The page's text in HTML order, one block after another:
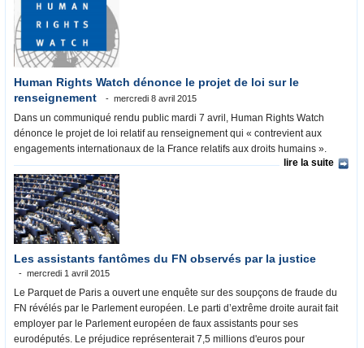
Human Rights Watch dénonce le projet de loi sur le
renseignement
mercredi 8 avril 2015
Dans un communiqué rendu public mardi 7 avril, Human Rights Watch
dénonce le projet de loi relatif au renseignement qui « contrevient aux
engagements internationaux de la France relatifs aux droits humains ».
lire la suite
Les assistants fantômes du FN observés par la justice
mercredi 1 avril 2015
Le Parquet de Paris a ouvert une enquête sur des soupçons de fraude du
FN révélés par le Parlement européen. Le parti d’extrême droite aurait fait
employer par le Parlement européen de faux assistants pour ses
eurodéputés. Le préjudice représenterait 7,5 millions d'euros pour